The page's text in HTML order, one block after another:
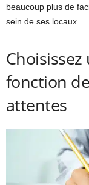
beaucoup plus de
sein de ses locaux.
fonction
attentes